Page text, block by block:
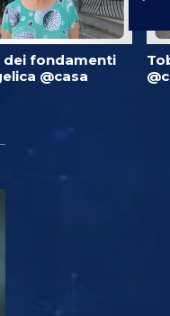
dei fondamenti
@casa